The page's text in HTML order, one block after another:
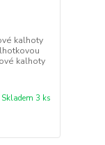
kalhoty
kalhoty
Skladem 3 ks